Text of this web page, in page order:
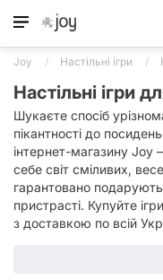
Joy Настільні ігри
Настільні ігри
Шукаєте спосіб
пікантності до
інтернет-магазину Joy
себе світ сміливих,
гарантовано подарують
пристрасті. Купуйте
з доставкою по всій